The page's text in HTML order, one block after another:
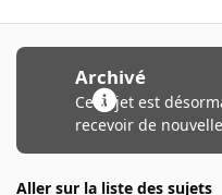
Archivé
Ce sujet est
recevoir de
Aller sur la liste des sujets